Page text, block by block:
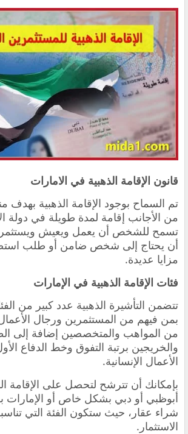
قانون الإقامة الذهبية في الامارات
‏تم السماح بوجود الإقامة الذهبية بهدف
من الأجانب إقامة لمدة طويلة في دولة
تسمح للشخص أن يعمل ويعيش
أن يحتاج إلى شخص ضامن أو طلب
مزايا عديدة.
فئات الإقامة الذهبية في الإمارات
‏تتضمن التأشيرة الذهبية عدد كبير من
بمن فيهم من المستثمرين ورجال الأعمال
من المواهب والمتخصصين إضافة إلى
والخريجين برتبة التفوق وخط الدفاع
الأعمال الإنسانية.
‏بإمكانك أن تترشح لتحصل على الإقامة
أبوظبي أو دبي بشكل خاص أو الإمارات
شراء عقار، حيث ستكون الفئة التي
الاستثمار.